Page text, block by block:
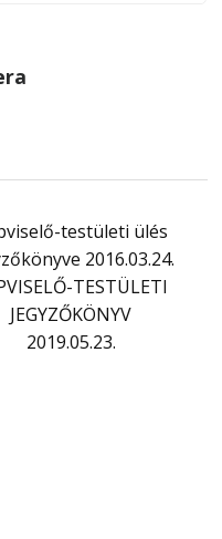
testületi ülés
2016.03.24.
TESTÜLETI
JEGYZŐKÖNYV
2019.05.23.